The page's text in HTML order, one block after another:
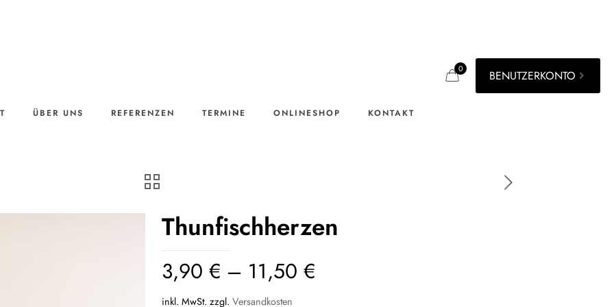
ÜBER UNS REFERENZEN TERMINE ONLINESHOP KONTAKT
0 BENUTZERKONTO
Thunfischherzen
3,90 € – 11,50 €
inkl. MwSt. zzgl. Versandkosten